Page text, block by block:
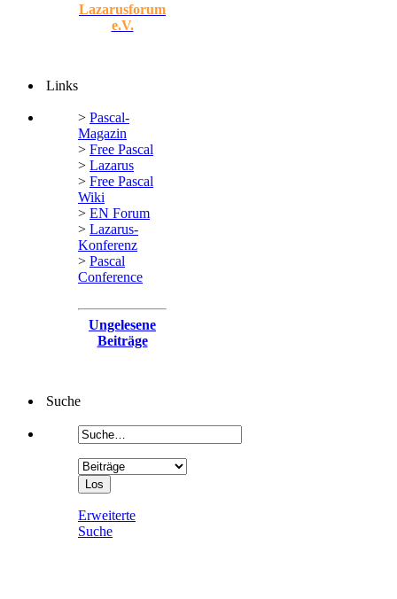
Lazarusforum
e.V.
Links
> Pascal-
Magazin
> Free Pascal
> Lazarus
> Free Pascal
Wiki
> EN Forum
> Lazarus-
Konferenz
> Pascal
Conference
Ungelesene
Beiträge
Suche
Erweiterte
Suche